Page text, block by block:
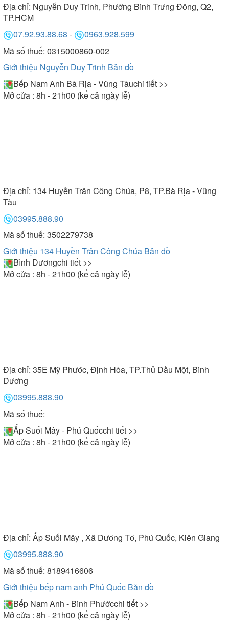
Địa chỉ: Nguyễn Duy Trinh, Phường Bình Trưng Đông, Q2,
TP.HCM
07.92.93.88.68 -
0963.928.599
Mã số thuế: 0315000860-002
Giới thiệu Nguyễn Duy Trinh Bản đồ
Bếp Nam Anh Bà Rịa - Vũng Tàuchi tiết >>
Mở cửa : 8h - 21h00 (kể cả ngày lễ)
Địa chỉ: 134 Huyền Trân Công Chúa, P8, TP.Bà Rịa - Vũng
Tàu
03995.888.90
Mã số thuế: 3502279738
Giới thiệu 134 Huyền Trân Công Chúa Bản đồ
Bình Dươngchi tiết >>
Mở cửa : 8h - 21h00 (kể cả ngày lễ)
Địa chỉ: 35E Mỹ Phước, Định Hòa, TP.Thủ Dầu Một, Bình
Dương
03995.888.90
Mã số thuế:
Ấp Suối Mây - Phú Quốcchi tiết >>
Mở cửa : 8h - 21h00 (kể cả ngày lễ)
Địa chỉ: Ấp Suối Mây , Xã Dương Tơ, Phú Quốc, Kiên Giang
03995.888.90
Mã số thuế: 8189416606
Giới thiệu bếp nam anh Phú Quốc Bản đồ
Bếp Nam Anh - Bình Phướcchi tiết >>
Mở cửa : 8h - 21h00 (kể cả ngày lễ)